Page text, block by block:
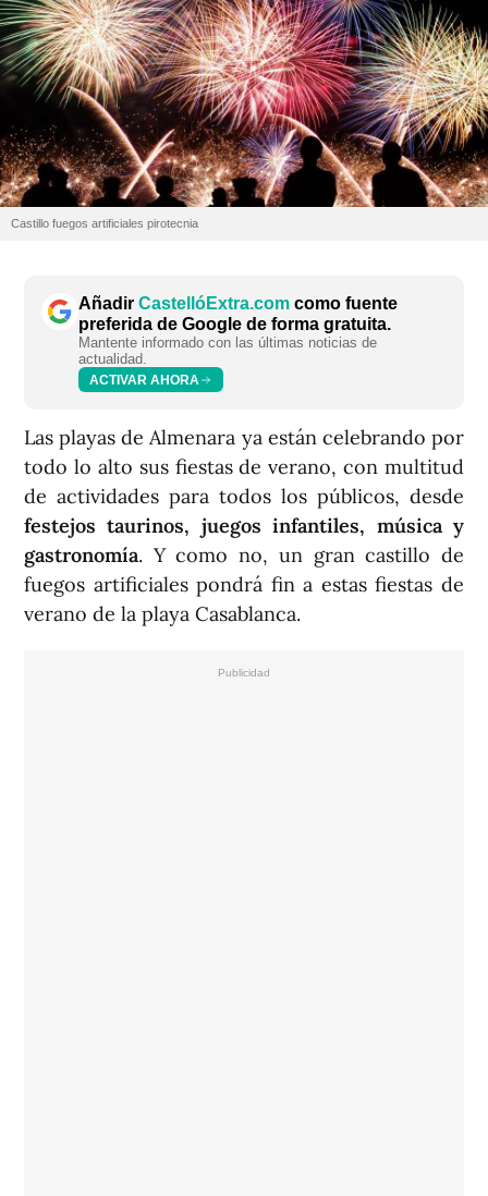
Castillo fuegos artificiales pirotecnia
Añadir CastellóExtra.com como fuente
preferida de Google de forma gratuita.
Mantente informado con las últimas noticias de
actualidad.
ACTIVAR AHORA
Las playas de Almenara ya están celebrando por
todo lo alto sus fiestas de verano, con multitud
de actividades para todos los públicos, desde
festejos taurinos, juegos infantiles, música y
gastronomía. Y como no, un gran castillo de
fuegos artificiales pondrá fin a estas fiestas de
verano de la playa Casablanca.